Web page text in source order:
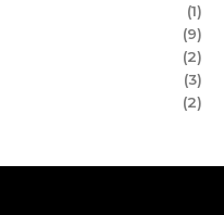
(1)
(9)
(2)
(3)
(2)